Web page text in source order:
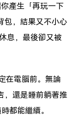
產生「再玩一下
包，結果又不小心
息，最後卻又被
在電腦前。無論
，還是睡前躺著推
都能繼續。